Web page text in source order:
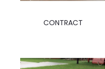
CONTRACT